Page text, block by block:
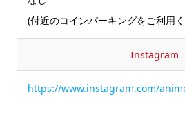
(付近のコインパーキングをご利用
Instagram
https://www.instagram.com/